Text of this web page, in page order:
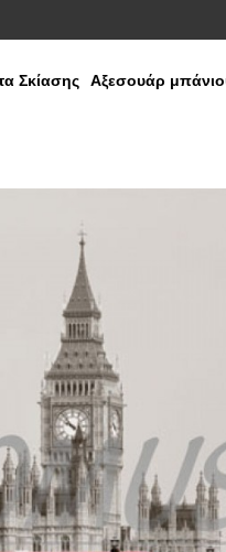
Σκίασης Αξεσουάρ